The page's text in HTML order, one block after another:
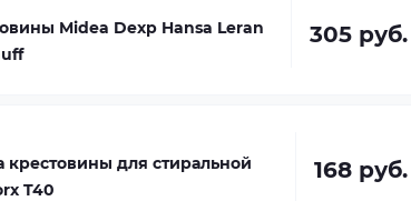
Midea Dexp Hansa Leran
305 руб.
крестовины для стиральной
T40
168 руб.